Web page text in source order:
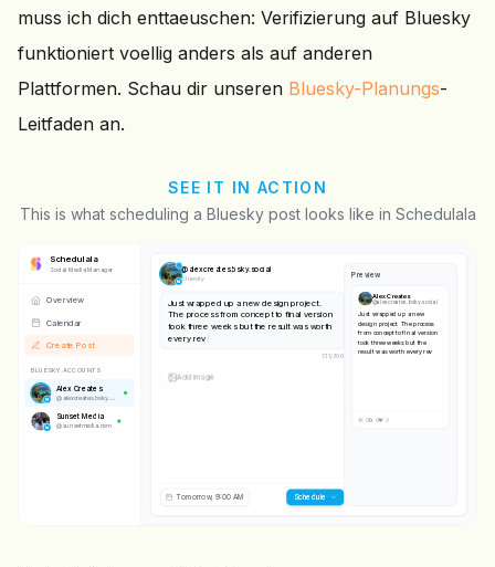
muss ich dich enttaeuschen: Verifizierung auf Bluesky
funktioniert voellig anders als auf anderen
Plattformen. Schau dir unseren Bluesky-Planungs-
Leitfaden an.
SEE IT IN ACTION
This is what scheduling a Bluesky post looks like in Schedulala
Schedulala
Social Media Manager
Overview
Calendar
Create Post
BLUESKY ACCOUNTS
Alex Creates
@ alexcreates.bsky.social
Sunset Media
@sunsetmedia.com
@ alexcreates.bsky.social
Bluesky
Just wrapped up a new design project.
The process from concept to final version
took three weeks but the result was worth
every revision.
137/300
Tomorrow, 9:00 AM Scheduling...
Preview
Alex Creates
@alexcreates.bsky.social
Just wrapped up a new
design project. The process
from concept to final version
took three weeks but the
result was worth every